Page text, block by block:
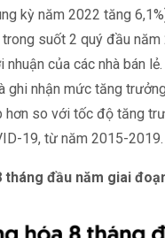
kỳ năm 2022 tăng
suốt 2 quý đầu
của các nhà bán
nhận mức tăng
so với tốc độ tăng
19, từ năm 2015-2019.
tháng đầu năm giai